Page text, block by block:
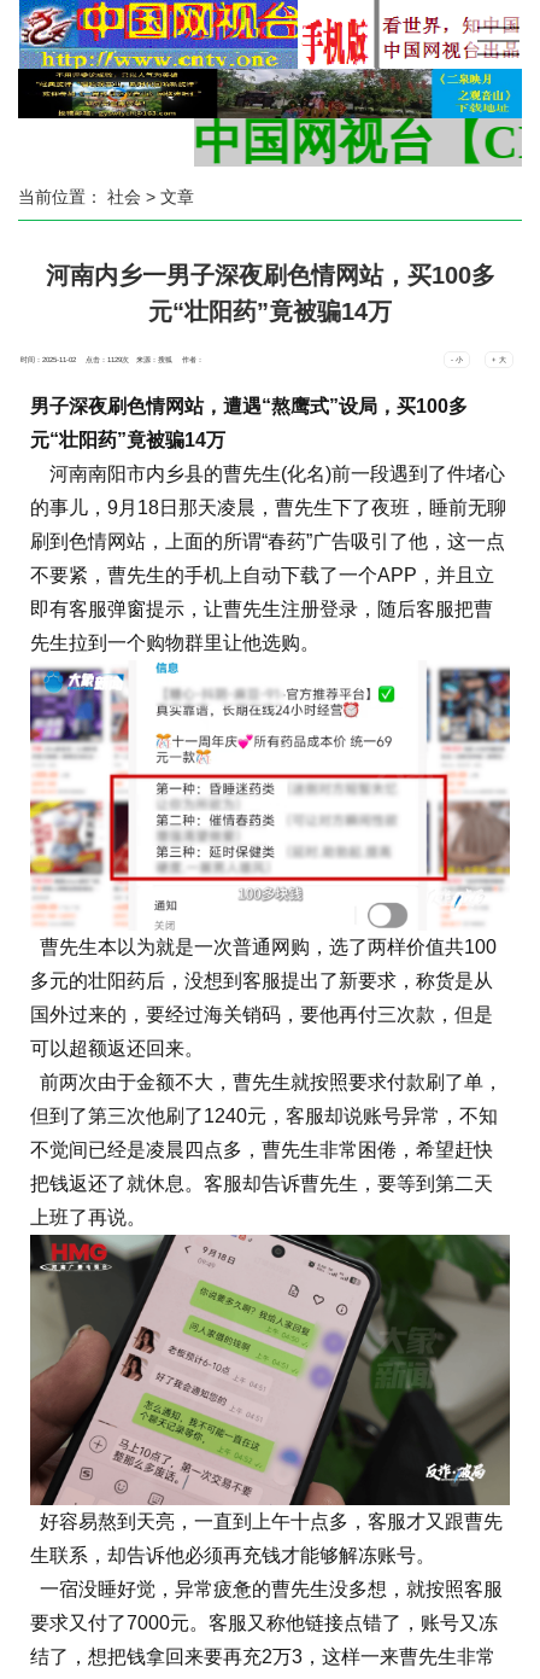
中国网视台【
当前位置： 社会 > 文章
河南内乡一男子深夜刷色情网站，买100多
元“壮阳药”竟被骗14万
时间：2025-11-02 点击：1129次来源：搜狐 作者： - 小 + 大
男子深夜刷色情网站，遭遇“熬鹰式”设局，买100多
元“壮阳药”竟被骗14万
河南南阳市内乡县的曹先生(化名)前一段遇到了件堵心
的事儿，9月18日那天凌晨，曹先生下了夜班，睡前无聊
刷到色情网站，上面的所谓“春药”广告吸引了他，这一点
不要紧，曹先生的手机上自动下载了一个APP，并且立
即有客服弹窗提示，让曹先生注册登录，随后客服把曹
先生拉到一个购物群里让他选购。
曹先生本以为就是一次普通网购，选了两样价值共100
多元的壮阳药后，没想到客服提出了新要求，称货是从
国外过来的，要经过海关销码，要他再付三次款，但是
可以超额返还回来。
前两次由于金额不大，曹先生就按照要求付款刷了单，
但到了第三次他刷了1240元，客服却说账号异常，不知
不觉间已经是凌晨四点多，曹先生非常困倦，希望赶快
把钱返还了就休息。客服却告诉曹先生，要等到第二天
上班了再说。
好容易熬到天亮，一直到上午十点多，客服才又跟曹先
生联系，却告诉他必须再充钱才能够解冻账号。
一宿没睡好觉，异常疲惫的曹先生没多想，就按照客服
要求又付了7000元。客服又称他链接点错了，账号又冻
结了，想把钱拿回来要再充2万3，这样一来曹先生非常